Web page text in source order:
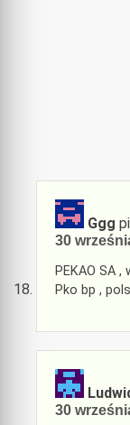
Ggg
30
PEKAO SA ,
Pko bp ,
30